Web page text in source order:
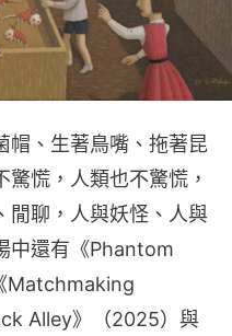
帽、生著鳥嘴、拖著昆
慌，人類也不驚慌，
閒聊，人與妖怪、人與
中還有《Phantom
Matchmaking
Alley》（2025）與